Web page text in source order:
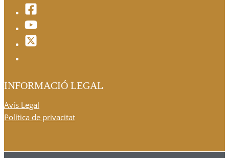
INFORMACIÓ LEGAL
Avís Legal
Política de privacitat